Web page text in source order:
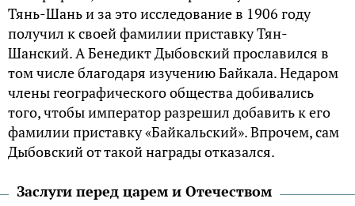
Тянь-Шань и за это исследование в 1906 году
получил к своей фамилии приставку Тян-
Шанский. А Бенедикт Дыбовский прославился в
том числе благодаря изучению Байкала. Недаром
члены географического общества добивались
того, чтобы император разрешил добавить к его
фамилии приставку «Байкальский». Впрочем, сам
Дыбовский от такой награды отказался.
Заслуги перед царем и Отечеством